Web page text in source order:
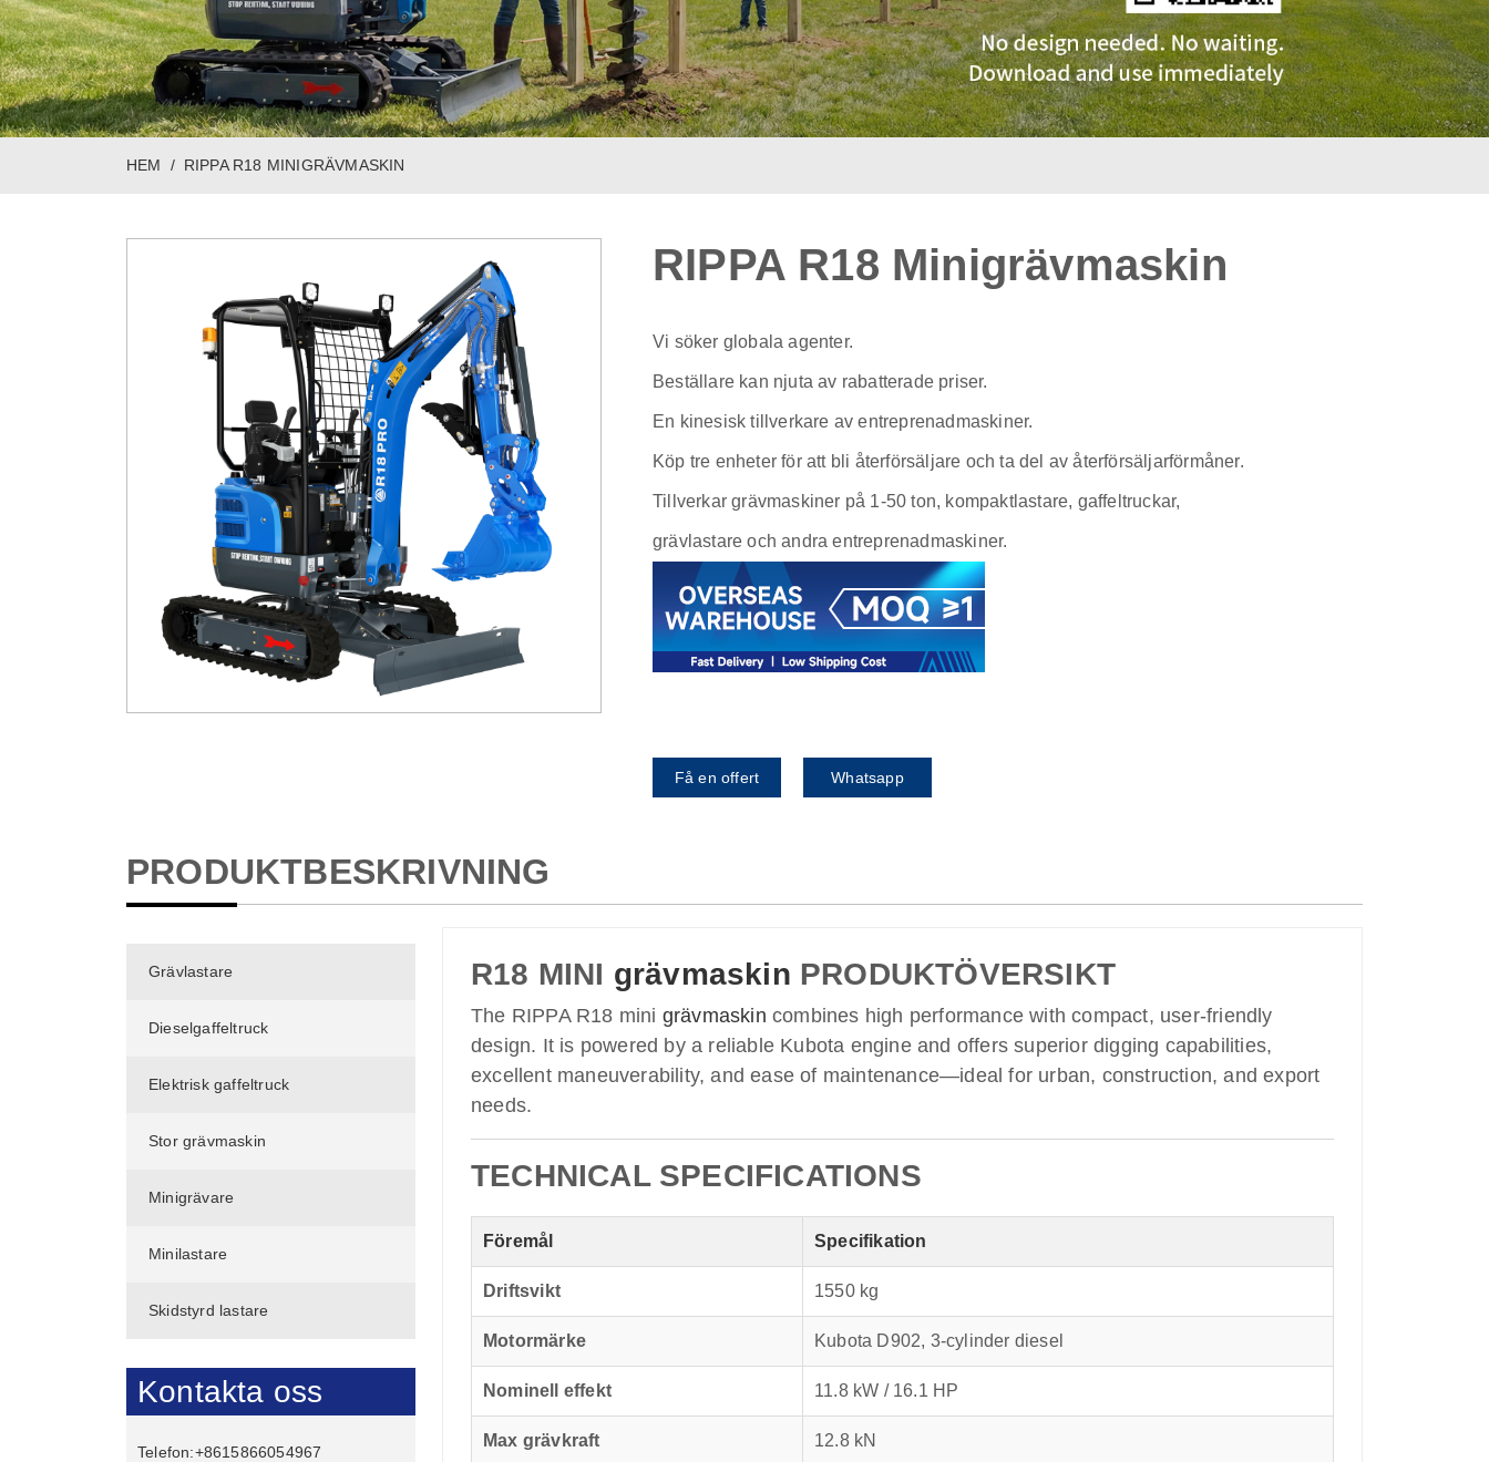
HEM RIPPA R18 MINIGRÄVMASKIN
RIPPA R18 Minigrävmaskin
Vi söker globala agenter.
Beställare kan njuta av rabatterade priser.
En kinesisk tillverkare av entreprenadmaskiner.
Köp tre enheter för att bli återförsäljare och ta del av återförsäljarförmåner.
Tillverkar grävmaskiner på 1-50 ton, kompaktlastare, gaffeltruckar,
grävlastare och andra entreprenadmaskiner.
Få en offert Whatsapp
PRODUKTBESKRIVNING
Grävlastare
Dieselgaffeltruck
Elektrisk gaffeltruck
Stor grävmaskin
Minigrävare
Minilastare
Skidstyrd lastare
Kontakta oss
Telefon:+8615866054967
R18 MINI grävmaskin PRODUKTÖVERSIKT
The RIPPA R18 mini grävmaskin combines high performance with compact, user-friendly
design. It is powered by a reliable Kubota engine and offers superior digging capabilities,
excellent maneuverability, and ease of maintenance—ideal for urban, construction, and export
needs.
TECHNICAL SPECIFICATIONS
Föremål Specifikation
Driftsvikt 1550 kg
Motormärke Kubota D902, 3-cylinder diesel
Nominell effekt 11.8 kW / 16.1 HP
Max grävkraft 12.8 kN